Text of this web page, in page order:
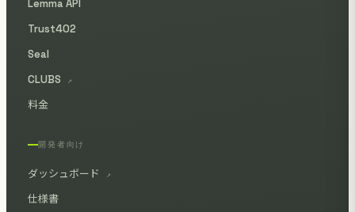
Lemma API
Trust402
Seal
CLUBS
↗
料金
開発者向け
ダッシュボード ↗
仕様書